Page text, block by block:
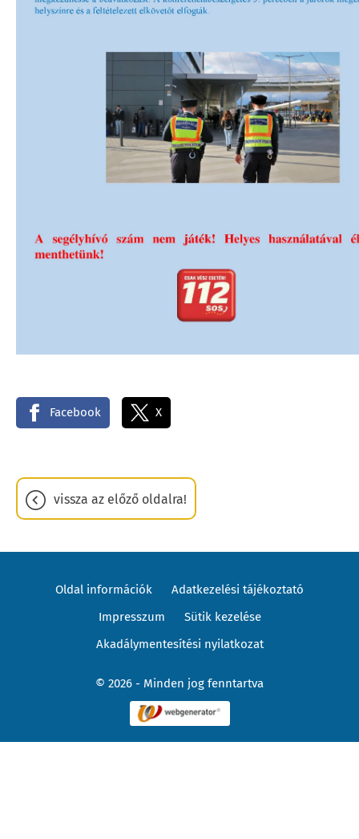
Facebook X
vissza az előző oldalra!
© 2026 - Minden jog fenntartva
Oldal információk
Adatkezelési tájékoztató
Impresszum
Sütik kezelése
Akadálymentesítési nyilatkozat